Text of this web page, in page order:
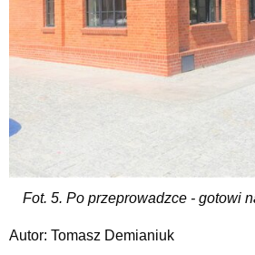
Fot. 5. Po przeprowadzce - gotowi
Autor: Tomasz Demianiuk